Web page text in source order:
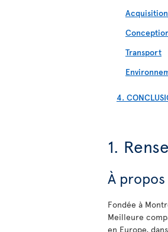
Transport
4.
1.
À propos
Fondée à
Meilleure
en Europe,